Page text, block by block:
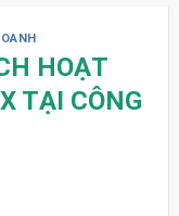
HOẠT
TẠI CÔNG